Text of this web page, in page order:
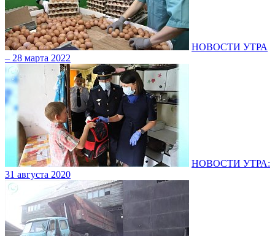
НОВОСТИ УТРА
– 28 марта 2022
НОВОСТИ УТРА:
31 августа 2020